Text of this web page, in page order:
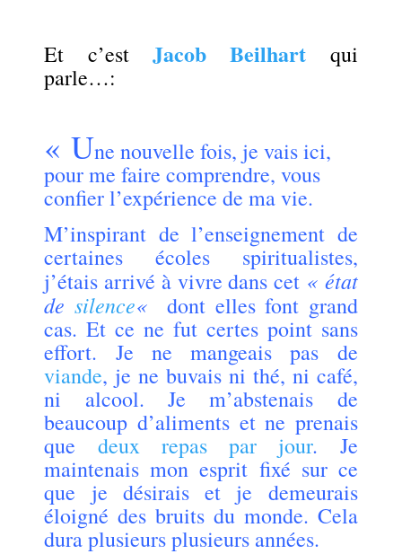
Et c’est Jacob Beilhart qui
parle…:
« Une nouvelle fois, je vais ici,
pour me faire comprendre, vous
confier l’expérience de ma vie.
M’inspirant de l’enseignement de
certaines écoles spiritualistes,
j’étais arrivé à vivre dans cet « état
de silence«
dont elles font grand
cas. Et ce ne fut certes point sans
effort. Je ne mangeais pas de
viande, je ne buvais ni thé, ni café,
ni alcool. Je m’abstenais de
beaucoup d’aliments et ne prenais
que deux repas par jour. Je
maintenais mon esprit fixé sur ce
que je désirais et je demeurais
éloigné des bruits du monde. Cela
dura plusieurs plusieurs années.